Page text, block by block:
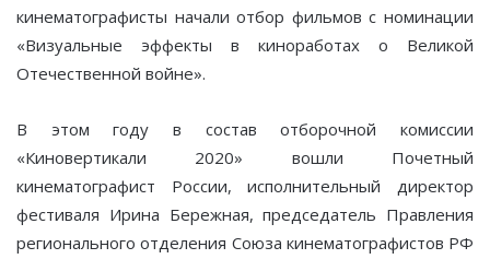
кинематографисты начали отбор фильмов с номинации
«Визуальные эффекты в киноработах о Великой
Отечественной войне».
В этом году в состав отборочной комиссии
«Киновертикали 2020» вошли Почетный
кинематографист России, исполнительный директор
фестиваля Ирина Бережная, председатель Правления
регионального отделения Союза кинематографистов РФ